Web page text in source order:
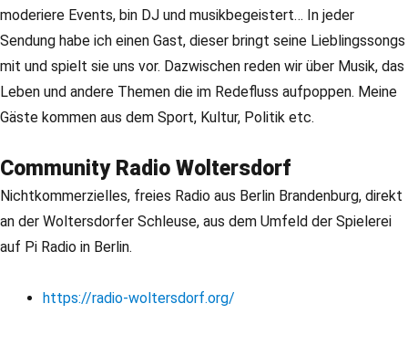
moderiere Events, bin DJ und musikbegeistert… In jeder
Sendung habe ich einen Gast, dieser bringt seine Lieblingssongs
mit und spielt sie uns vor. Dazwischen reden wir über Musik, das
Leben und andere Themen die im Redefluss aufpoppen. Meine
Gäste kommen aus dem Sport, Kultur, Politik etc.
Community Radio Woltersdorf
Nichtkommerzielles, freies Radio aus Berlin Brandenburg, direkt
an der Woltersdorfer Schleuse, aus dem Umfeld der Spielerei
auf Pi Radio in Berlin.
https://radio-woltersdorf.org/